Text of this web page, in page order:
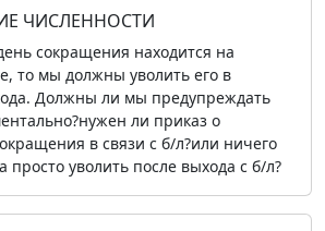
ЧИСЛЕННОСТИ
сокращения находится на
то мы должны уволить его в
Должны ли мы предупреждать
ли приказ о
в связи с б/л?или ничего
просто уволить после выхода с б/л?